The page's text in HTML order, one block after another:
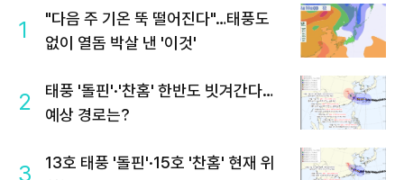
1
"다음 주 기온 뚝 떨어진다"…태풍도
없이 열돔 박살 낸 '이것'
2
태풍 '돌핀'·'찬홈' 한반도 빗겨간다…
예상 경로는?
3
13호 태풍 '돌핀'·15호 '찬홈' 현재 위